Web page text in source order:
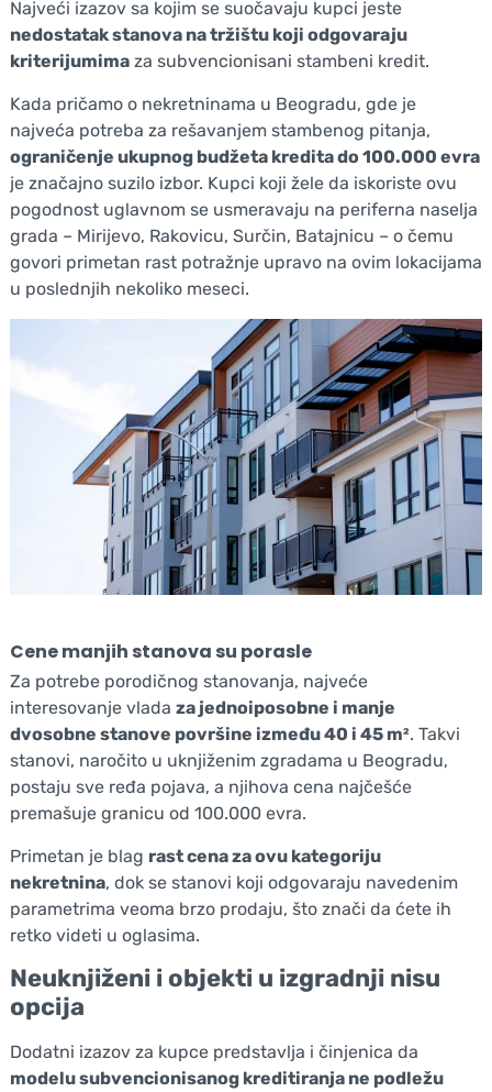
Najveći izazov sa kojim se suočavaju kupci jeste
nedostatak stanova na tržištu koji odgovaraju
kriterijumimaza subvencionisani stambeni kredit.
Kada pričamo o nekretninama u Beogradu, gde je
najveća potreba za rešavanjem stambenog pitanja,
ograničenje ukupnog budžeta kredita do 100.000 evra
je značajno suzilo izbor. Kupci koji žele da iskoriste ovu
pogodnost uglavnom se usmeravaju na periferna naselja
grada – Mirijevo, Rakovicu, Surčin, Batajnicu – o čemu
govori primetan rast potražnje upravo na ovim lokacijama
u poslednjih nekoliko meseci.
Cene manjih stanova su porasle
Za potrebe porodičnog stanovanja, najveće
interesovanje vlada za jednoiposobne i manje
dvosobne stanove površine između 40 i 45 m². Takvi
stanovi, naročito u uknjiženim zgradama u Beogradu,
postaju sve ređa pojava, a njihova cena najčešće
premašuje granicu od 100.000 evra.
Primetan je blag rast cena za ovu kategoriju
nekretnina, dok se stanovi koji odgovaraju navedenim
parametrima veoma brzo prodaju, što znači da ćete ih
retko videti u oglasima.
Neuknjiženi i objekti u izgradnji nisu
opcija
Dodatni izazov za kupce predstavlja i činjenica da
modelu subvencionisanog kreditiranja ne podležu